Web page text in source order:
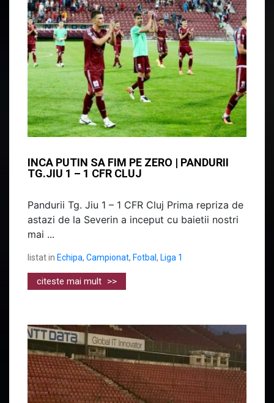
INCA PUTIN SA FIM PE ZERO | PANDURII
TG.JIU 1 – 1 CFR CLUJ
Pandurii Tg. Jiu 1 – 1 CFR Cluj Prima repriza de
astazi de la Severin a inceput cu baietii nostri
mai ...
listat in Echipa, Campionat, Fotbal , Liga 1
citeste mai mult >>